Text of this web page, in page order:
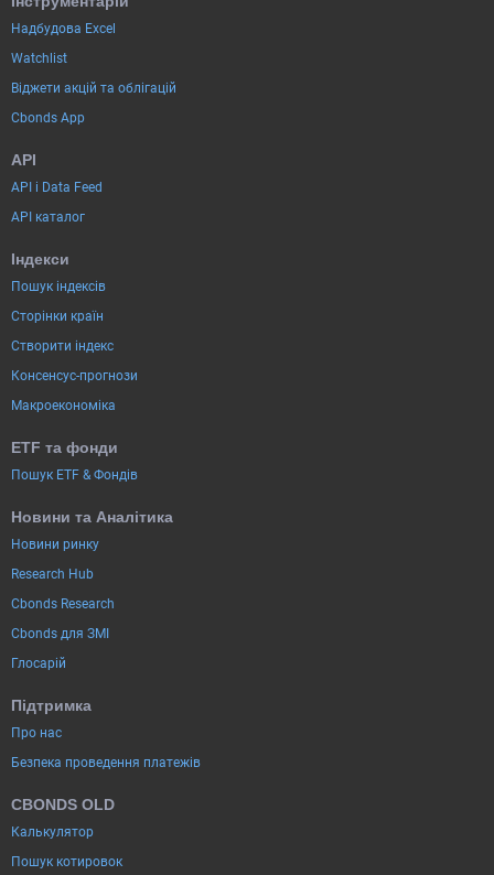
Надбудова Excel
Watchlist
Віджети акцій та облігацій
Cbonds App
API
API і Data Feed
API каталог
Індекси
Пошук індексів
Сторінки країн
Створити індекс
Консенсус-прогнози
Макроекономіка
ETF та фонди
Пошук ETF & Фондів
Новини та Аналітика
Новини ринку
Research Hub
Cbonds Research
Cbonds для ЗМІ
Глосарій
Підтримка
Про нас
Безпека проведення платежів
CBONDS OLD
Калькулятор
Пошук котировок